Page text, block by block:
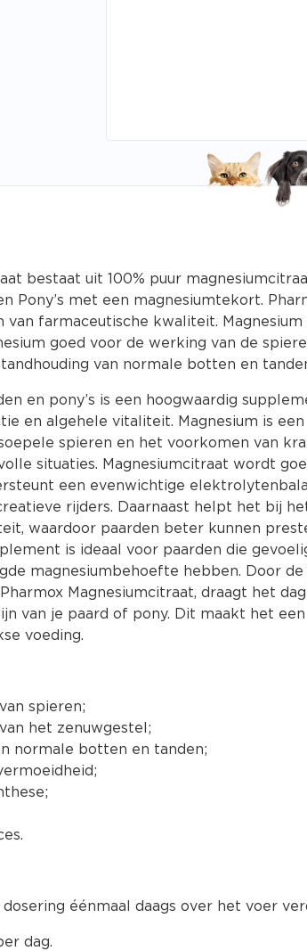
bestaat uit 100% puur
Pony’s met een magnesiumtekort.
farmaceutische kwaliteit. Magnesium
goed voor de werking van de
van normale botten en
en pony’s is een hoogwaardig
en algehele vitaliteit. Magnesium is een
spieren en het voorkomen van
situaties. Magnesiumcitraat wordt
een evenwichtige
rijders. Daarnaast helpt het bij
waardoor paarden beter kunnen
is ideaal voor paarden die
magnesiumbehoefte hebben. Door de
Magnesiumcitraat, draagt het
van je paard of pony. Dit maakt het een
voeding.
spieren;
het zenuwgestel;
normale botten en tanden;
éénmaal daags over het voer
dag.